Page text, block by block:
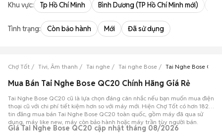
Khu vực: Tp Hồ Chí Minh Bình Dương (TP Hồ Chí Minh mới)
Tình trạng: Còn bảo hành Mới Đã sử dụng
Chợ Tốt Tivi, Âm thanh Tai nghe Tai nghe Bose Tai Nghe Bose
Mua Bán Tai Nghe Bose QC20 Chính Hãng Giá Rẻ
Tai Nghe Bose QC20 cũ là lựa chọn đáng cân nhắc nếu bạn muốn mua điện
thoại cũ với chi phí tiết kiệm hơn so với máy mới. Hiện Chợ Tốt có hơn 182
tin đăng mua bán Tai Nghe Bose QC20 toàn quốc, gồm máy đã qua sử
dụng, máy like new, máy còn bảo hành hoặc máy trần tùy người bán.
Giá Tai Nghe Bose QC20 cập nhật tháng 08/2026